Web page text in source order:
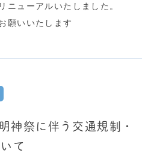
ニューアルいたしました。
願いいたします
神祭に伴う交通規制・
て